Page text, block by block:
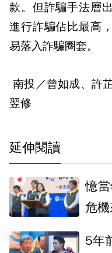
款。但詐騙手法層
進行詐騙佔比最高
易落入詐騙圈套。
南投／曾如成、許
翌修
延伸閱讀
憶
危
5年